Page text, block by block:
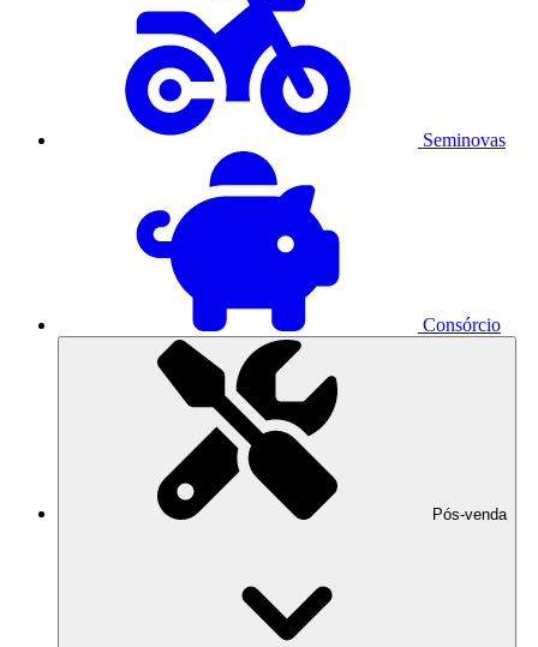
Seminovas
Consórcio
Pós-venda